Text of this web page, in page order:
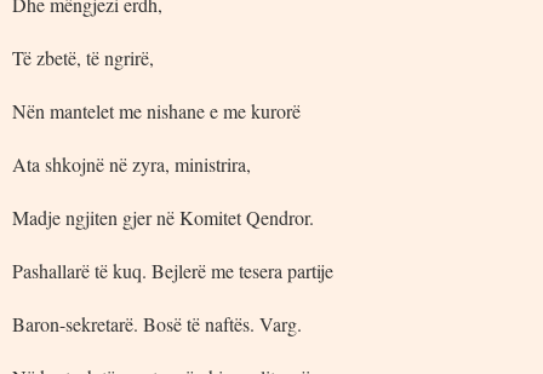
Të zbetë, të ngrirë,
Nën mantelet me nishane e me kurorë
Ata shkojnë në zyra, ministrira,
Madje ngjiten gjer në Komitet Qendror.
Pashallarë të kuq. Bejlerë me tesera partije
Baron-sekretarë. Bosë të naftës. Varg.